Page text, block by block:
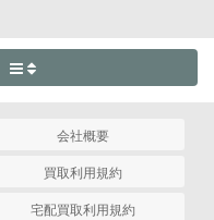
会社概要
買取利用規約
宅配買取利用規約